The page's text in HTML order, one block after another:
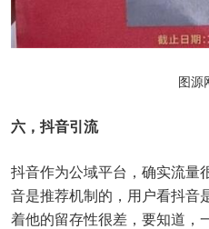
图源
六，抖音引流
抖音作为公域平台，确实流量
音是推荐机制的，用户看抖音
着他的留存性很差，要知道，